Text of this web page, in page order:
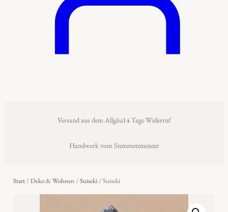
Versand aus dem Allgäu14 Tage Widerruf
Handwerk vom Steinmetzmeister
Start/Deko & Wohnen/Suiseki/ Suiseki